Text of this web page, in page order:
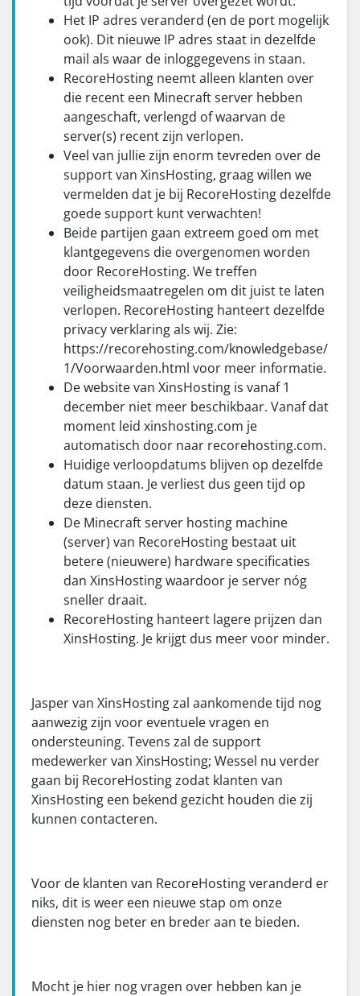
Het IP adres veranderd (en de port mogelijk
ook). Dit nieuwe IP adres staat in dezelfde
mail als waar de inloggegevens in staan.
RecoreHosting neemt alleen klanten over
die recent een Minecraft server hebben
aangeschaft, verlengd of waarvan de
server(s) recent zijn verlopen.
Veel van jullie zijn enorm tevreden over de
support van XinsHosting, graag willen we
vermelden dat je bij RecoreHosting dezelfde
goede support kunt verwachten!
Beide partijen gaan extreem goed om met
klantgegevens die overgenomen worden
door RecoreHosting. We treffen
veiligheidsmaatregelen om dit juist te laten
verlopen. RecoreHosting hanteert dezelfde
privacy verklaring als wij. Zie:
https://recorehosting.com/knowledgebase/
1/Voorwaarden.html voor meer informatie.
De website van XinsHosting is vanaf 1
december niet meer beschikbaar. Vanaf dat
moment leid xinshosting.com je
automatisch door naar recorehosting.com.
Huidige verloopdatums blijven op dezelfde
datum staan. Je verliest dus geen tijd op
deze diensten.
De Minecraft server hosting machine
(server) van RecoreHosting bestaat uit
betere (nieuwere) hardware specificaties
dan XinsHosting waardoor je server nóg
sneller draait.
RecoreHosting hanteert lagere prijzen dan
XinsHosting. Je krijgt dus meer voor minder.
Jasper van XinsHosting zal aankomende tijd nog
aanwezig zijn voor eventuele vragen en
ondersteuning. Tevens zal de support
medewerker van XinsHosting; Wessel nu verder
gaan bij RecoreHosting zodat klanten van
XinsHosting een bekend gezicht houden die zij
kunnen contacteren.
Voor de klanten van RecoreHosting veranderd er
niks, dit is weer een nieuwe stap om onze
diensten nog beter en breder aan te bieden.
Mocht je hier nog vragen over hebben kan je